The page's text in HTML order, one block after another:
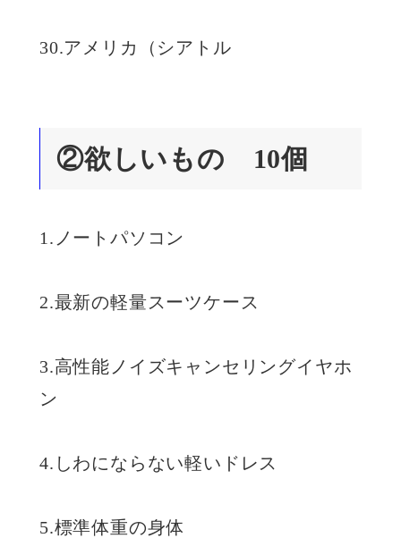
30.アメリカ（シアトル
②欲しいもの 10個
1.ノートパソコン
2.最新の軽量スーツケース
3.高性能ノイズキャンセリングイヤホ
ン
4.しわにならない軽いドレス
5.標準体重の身体